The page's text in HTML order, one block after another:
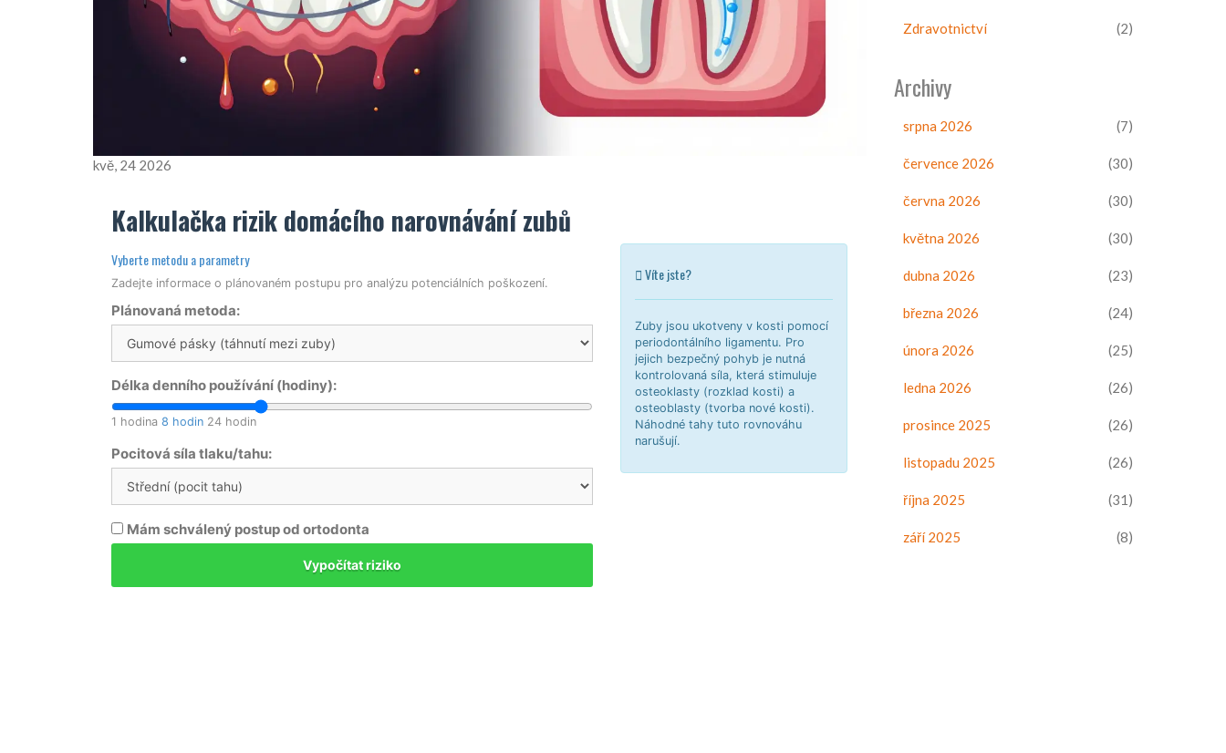
kvě, 24 2026
Kalkulačka rizik domácího narovnávání zubů
Vyberte metodu a parametry
Zadejte informace o plánovaném postupu pro analýzu potenciálních poškození.
Plánovaná metoda:
Délka denního používání (hodiny):
1 hodina 8 hodin 24 hodin
Pocitová síla tlaku/tahu:
Mám schválený postup od ortodonta
Vypočítat riziko
Víte jste?
Zuby jsou ukotveny v kosti pomocí
periodontálního ligamentu. Pro
jejich bezpečný pohyb je nutná
kontrolovaná síla, která stimuluje
osteoklasty (rozklad kosti) a
osteoblasty (tvorba nové kosti).
Náhodné tahy tuto rovnováhu
narušují.
Zdravotnictví (2)
Archivy
srpna 2026 (7)
července 2026 (30)
června 2026 (30)
května 2026 (30)
dubna 2026 (23)
března 2026 (24)
února 2026 (25)
ledna 2026 (26)
prosince 2025 (26)
listopadu 2025 (26)
října 2025 (31)
září 2025 (8)